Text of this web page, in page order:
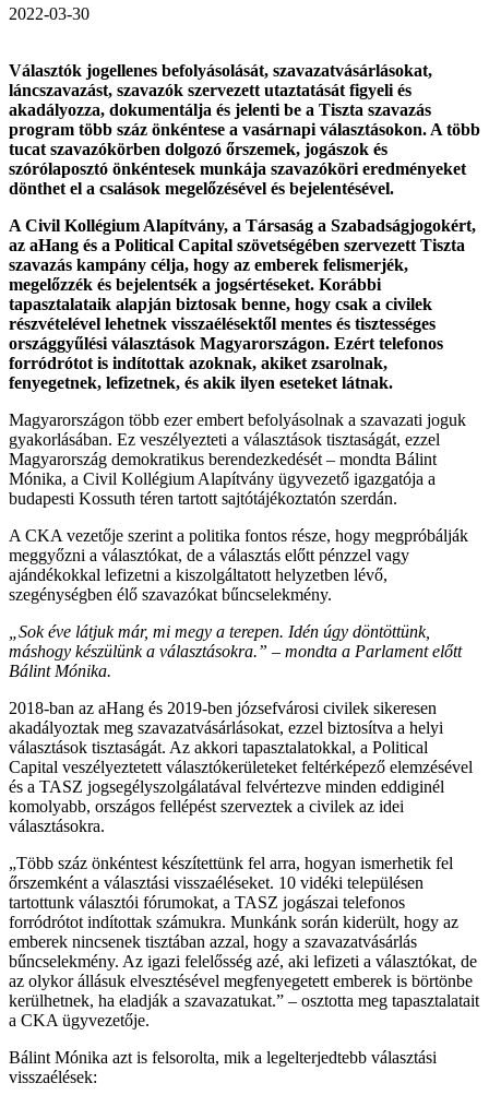
2022-03-30
Választók jogellenes befolyásolását, szavazatvásárlásokat,
láncszavazást, szavazók szervezett utaztatását figyeli és
akadályozza, dokumentálja és jelenti be a Tiszta szavazás
program több száz önkéntese a vasárnapi választásokon. A több
tucat szavazókörben dolgozó őrszemek, jogászok és
szórólaposztó önkéntesek munkája szavazóköri eredményeket
dönthet el a csalások megelőzésével és bejelentésével.
A Civil Kollégium Alapítvány, a Társaság a Szabadságjogokért,
az aHang és a Political Capital szövetségében szervezett Tiszta
szavazás kampány célja, hogy az emberek felismerjék,
megelőzzék és bejelentsék a jogsértéseket. Korábbi
tapasztalataik alapján biztosak benne, hogy csak a civilek
részvételével lehetnek visszaélésektől mentes és tisztességes
országgyűlési választások Magyarországon. Ezért telefonos
forródrótot is indítottak azoknak, akiket zsarolnak,
fenyegetnek, lefizetnek, és akik ilyen eseteket látnak.
Magyarországon több ezer embert befolyásolnak a szavazati joguk
gyakorlásában. Ez veszélyezteti a választások tisztaságát, ezzel
Magyarország demokratikus berendezkedését – mondta Bálint
Mónika, a Civil Kollégium Alapítvány ügyvezető igazgatója a
budapesti Kossuth téren tartott sajtótájékoztatón szerdán.
A CKA vezetője szerint a politika fontos része, hogy megpróbálják
meggyőzni a választókat, de a választás előtt pénzzel vagy
ajándékokkal lefizetni a kiszolgáltatott helyzetben lévő,
szegénységben élő szavazókat bűncselekmény.
„Sok éve látjuk már, mi megy a terepen. Idén úgy döntöttünk,
máshogy készülünk a választásokra.” – mondta a Parlament előtt
Bálint Mónika.
2018-ban az aHang és 2019-ben józsefvárosi civilek sikeresen
akadályoztak meg szavazatvásárlásokat, ezzel biztosítva a helyi
választások tisztaságát. Az akkori tapasztalatokkal, a Political
Capital veszélyeztetett választókerületeket feltérképező elemzésével
és a TASZ jogsegélyszolgálatával felvértezve minden eddiginél
komolyabb, országos fellépést szerveztek a civilek az idei
választásokra.
„Több száz önkéntest készítettünk fel arra, hogyan ismerhetik fel
őrszemként a választási visszaéléseket. 10 vidéki településen
tartottunk választói fórumokat, a TASZ jogászai telefonos
forródrótot indítottak számukra. Munkánk során kiderült, hogy az
emberek nincsenek tisztában azzal, hogy a szavazatvásárlás
bűncselekmény. Az igazi felelősség azé, aki lefizeti a választókat, de
az olykor állásuk elvesztésével megfenyegetett emberek is börtönbe
kerülhetnek, ha eladják a szavazatukat.” – osztotta meg tapasztalatait
a CKA ügyvezetője.
Bálint Mónika azt is felsorolta, mik a legelterjedtebb választási
visszaélések: